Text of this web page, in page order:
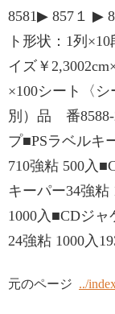
8581▶ 857１ ▶
ト形状：1列
イズ￥
×100シート〈
別）品 番8588-
プ■PSラベルキ
710強粘 500入
キーパー34強粘
1000入■CDジ
24強粘 1000入
元のページ ../